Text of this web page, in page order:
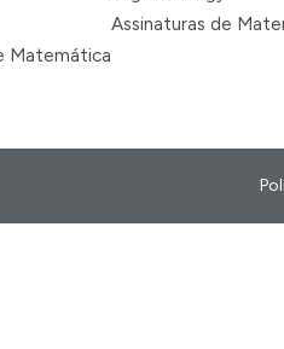
Matemática
Assinaturas de